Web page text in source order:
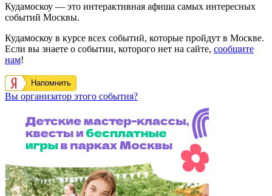
Кудамоскоу — это интерактивная афиша самых интересных
событий Москвы.
Кудамоскоу в курсе всех событий, которые пройдут в Москве.
Если вы знаете о событии, которого нет на сайте, сообщите
нам!
Напомнить
Вы организатор этого события?